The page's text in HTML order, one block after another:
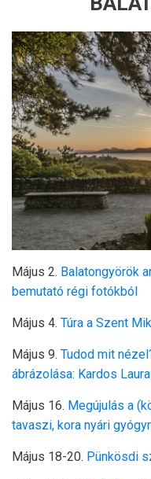
Május 2. Balatongyörök
bemutató régi fotókból
Május 4. Túra a Szent
Május 9. Tudod mit
ábrázolása: Kardos
Május 16. Megújulás a
tavaszi, kora nyári
Május 18-20. Pünkösdi